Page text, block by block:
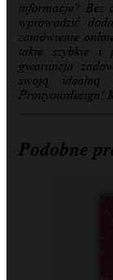
informacje? Bez
wprowadzić
zamówienie
takie szybkie i
gwarancja
swoją idealną
Printyourdesign!
Podobne